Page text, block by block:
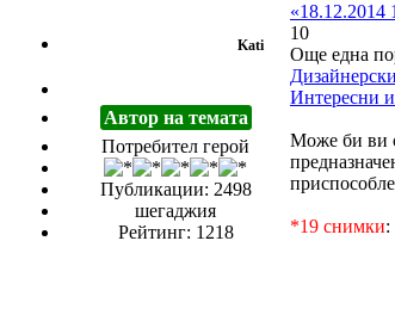
Kati
Автор на темата
Потребител герой
Публикации: 2498
шегаджия
Рейтинг: 1218
«18.12.2014
10
Още една
Интересни
Може би ви
*19 снимки: